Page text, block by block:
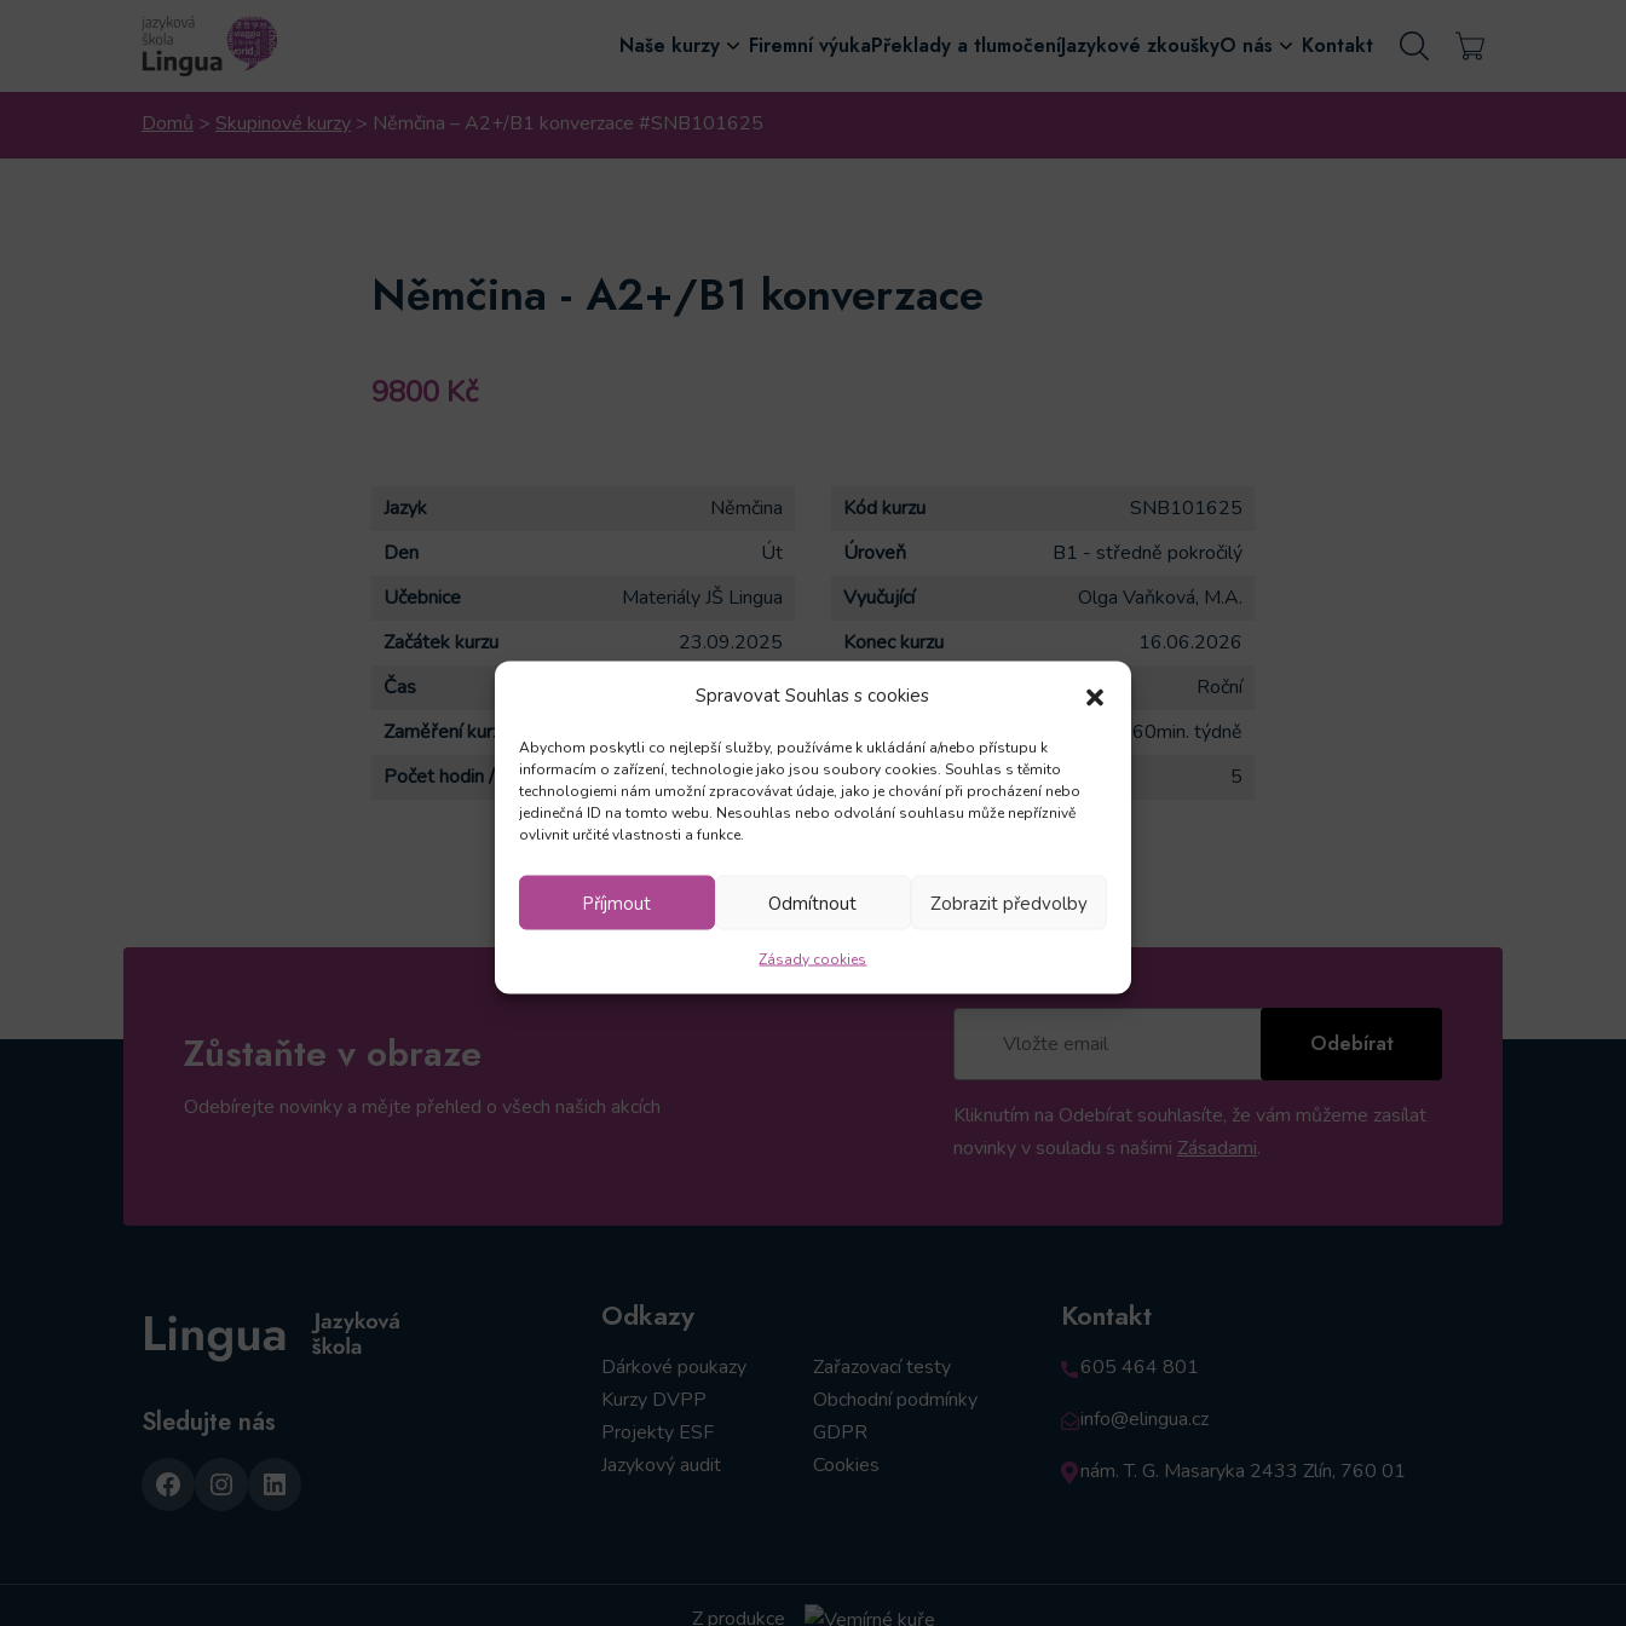
Spravovat Souhlas s cookies
Abychom poskytli co nejlepší služby, používáme k ukládání a/nebo přístupu k
informacím o zařízení, technologie jako jsou soubory cookies. Souhlas s těmito
technologiemi nám umožní zpracovávat údaje, jako je chování při procházení nebo
jedinečná ID na tomto webu. Nesouhlas nebo odvolání souhlasu může nepříznivě
ovlivnit určité vlastnosti a funkce.
Příjmout Odmítnout Zobrazit předvolby
Zásady cookies
Naše kurzy Firemní výukaPřeklady a tlumočeníJazykové zkouškyO nás Kontakt
Domů > Skupinové kurzy > Němčina – A2+/B1 konverzace #SNB101625
Němčina - A2+/B1 konverzace
9800 Kč
Jazyk Němčina Kód kurzu
SNB101625
Den
Út Úroveň
B1 - středně pokročilý
Učebnice
Materiály JŠ Lingua Vyučující
Olga Vaňková, M.A.
Začátek kurzu
23.09.2025 Konec kurzu
16.06.2026
Čas
17:00-18:00 Typ kurzu
Roční
Zaměření kurzu
1x 60min. týdně
Počet hodin / lekcí celkem
35 Počet registrací 5
Zůstaňte v obraze
Odebírejte novinky a mějte přehled o všech našich akcích
Odebírat
Kliknutím na Odebírat souhlasíte, že vám můžeme zasílat
novinky v souladu s našimi Zásadami.
Sledujte nás
Facebook
Instagram
LinkedIn
Odkazy
Dárkové poukazy
Kurzy DVPP
Projekty ESF
Jazykový audit
Zařazovací testy
Obchodní podmínky
GDPR
Cookies
Kontakt
605 464 801
info@elingua.cz
nám. T. G. Masaryka 2433 Zlín, 760 01
Z produkce